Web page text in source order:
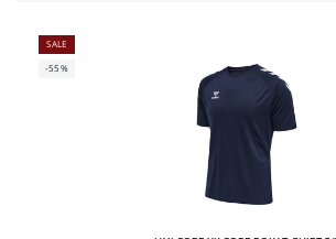
SALE
-55%